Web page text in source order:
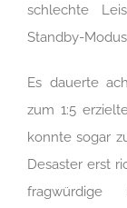
schlechte
Standby-
Es dauerte
zum 1:5
konnte sogar
Desaster erst
fragwürdige